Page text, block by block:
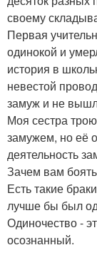
своему
Первая
одинокой и
история в
невестой
замуж и не
Моя сестра
замужем, но её
деятельность
Зачем вам
Есть такие
лучше бы был
Одиночество -
осознанный.